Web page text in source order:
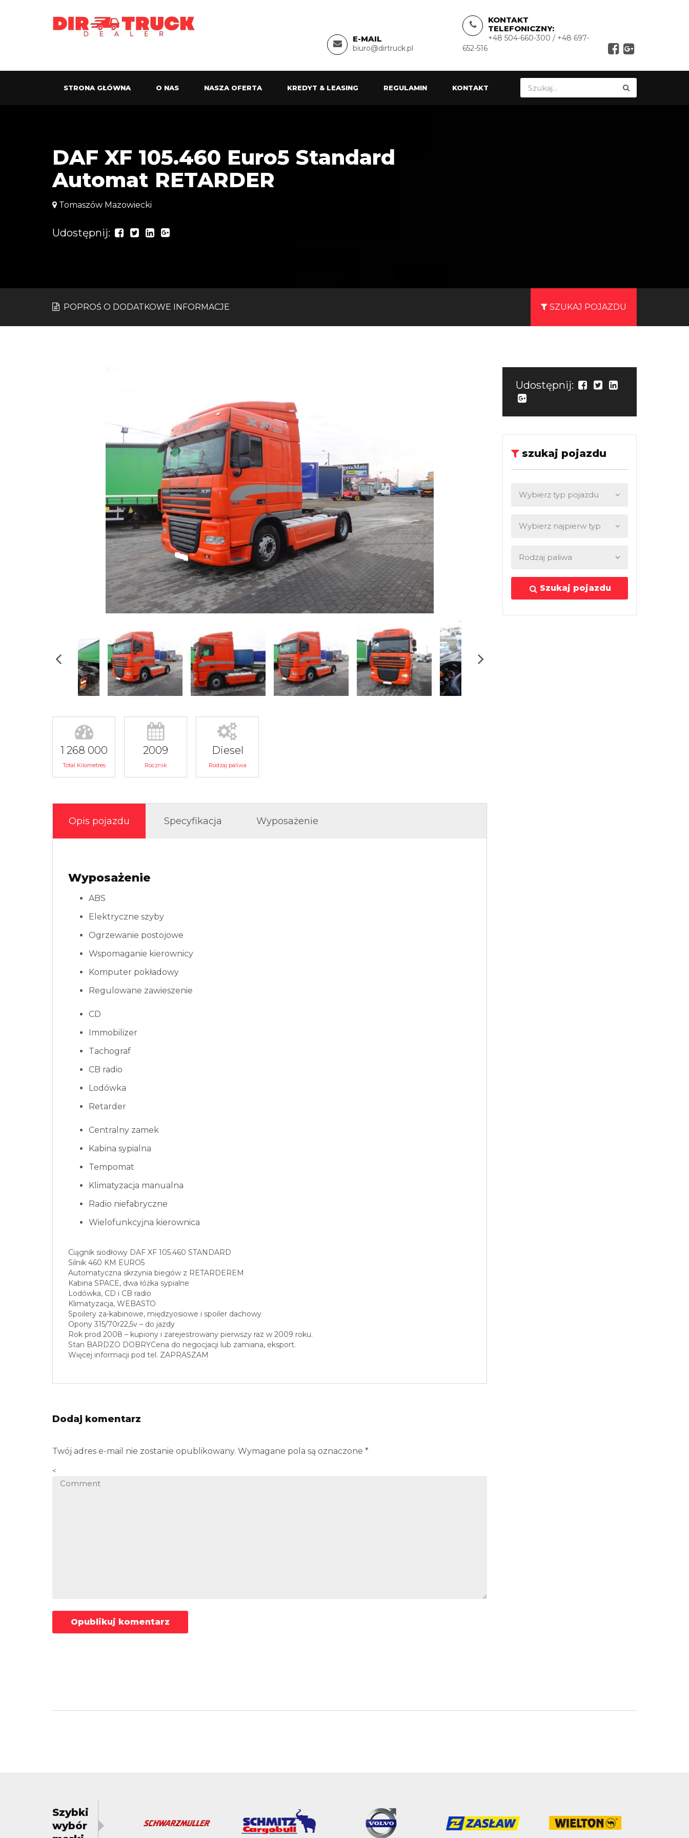
E-MAIL
biuro@dirtruck.pl
KONTAKT
TELEFONICZNY:
+48 504-660-300 / +48 697-
652-516
STRONA GŁÓWNA O NAS NASZA OFERTA KREDYT & LEASING REGULAMIN KONTAKT
DAF XF 105.460 Euro5 Standard
Automat RETARDER
Tomaszów Mazowiecki
Udostępnij:
SZUKAJ POJAZDU
POPROŚ O DODATKOWE INFORMACJE
1 268 000
Total Kilometres
2009
Rocznik
Diesel
Rodzaj paliwa
Opis pojazdu Specyfikacja Wyposażenie
Wyposażenie
ABS
Elektryczne szyby
Ogrzewanie postojowe
Wspomaganie kierownicy
Komputer pokładowy
Regulowane zawieszenie
CD
Immobilizer
Tachograf
CB radio
Lodówka
Retarder
Centralny zamek
Kabina sypialna
Tempomat
Klimatyzacja manualna
Radio niefabryczne
Wielofunkcyjna kierownica
Ciągnik siodłowy DAF XF 105.460 STANDARD
Silnik 460 KM EURO5
Automatyczna skrzynia biegów z RETARDEREM
Kabina SPACE, dwa łóżka sypialne
Lodówka, CD i CB radio
Klimatyzacja, WEBASTO
Spoilery za-kabinowe, międzyosiowe i spoiler dachowy
Opony 315/70r22,5v – do jazdy
Rok prod 2008 – kupiony i zarejestrowany pierwszy raz w 2009 roku.
Stan BARDZO DOBRYCena do negocjacji lub zamiana, eksport.
Więcej informacji pod tel. ZAPRASZAM
Dodaj komentarz
Twój adres e-mail nie zostanie opublikowany. Wymagane pola są oznaczone *
<
Udostępnij:
szukaj pojazdu
Szukaj pojazdu
Szybki
wybór